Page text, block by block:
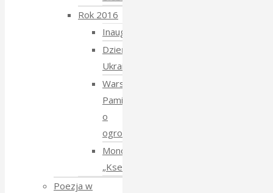
Rok 2016
Inauguracja
Dzień
Ukraiński
Warsztaty:
Pamiętajmy
o
ogrodach
Monodram
„Ksenia”
Poezja w